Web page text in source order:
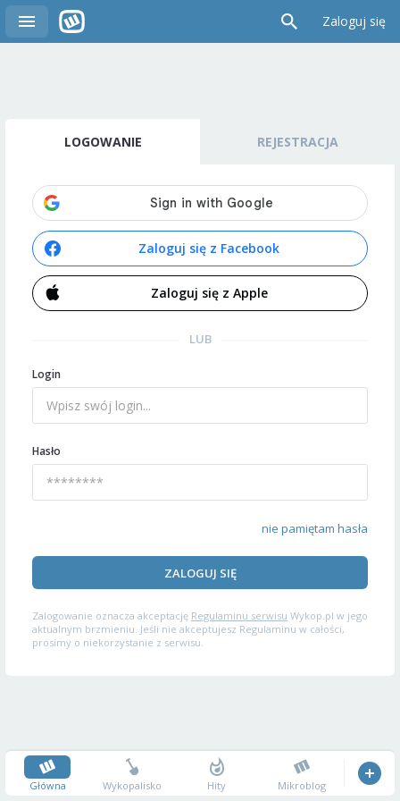
Zaloguj się
LOGOWANIE REJESTRACJA
Zaloguj się z Facebook
Zaloguj się z Apple
LUB
Login
Hasło
nie pamiętam hasła
ZALOGUJ SIĘ
Zalogowanie oznacza akceptację Regulaminu serwisu Wykop.pl w jego
aktualnym brzmieniu. Jeśli nie akceptujesz Regulaminu w całości,
prosimy o niekorzystanie z serwisu.
Główna Wykopalisko Hity Mikroblog